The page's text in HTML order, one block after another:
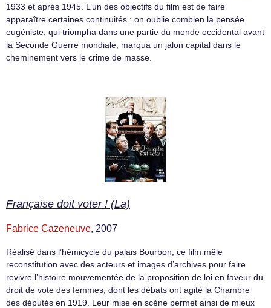
1933 et après 1945. L’un des objectifs du film est de faire
apparaître certaines continuités : on oublie combien la pensée
eugéniste, qui triompha dans une partie du monde occidental avant
la Seconde Guerre mondiale, marqua un jalon capital dans le
cheminement vers le crime de masse.
Française doit voter ! (La)
Fabrice Cazeneuve, 2007
Réalisé dans l’hémicycle du palais Bourbon, ce film mêle
reconstitution avec des acteurs et images d’archives pour faire
revivre l’histoire mouvementée de la proposition de loi en faveur du
droit de vote des femmes, dont les débats ont agité la Chambre
des députés en 1919. Leur mise en scène permet ainsi de mieux